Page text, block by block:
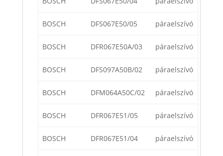
BOSCH DFS067E50/05 páraelszívó
BOSCH DFR067E50A/03 páraelszívó
BOSCH DFS097A50B/02 páraelszívó
BOSCH DFM064A50C/02 páraelszívó
BOSCH DFR067E51/05 páraelszívó
BOSCH DFR067E51/04 páraelszívó